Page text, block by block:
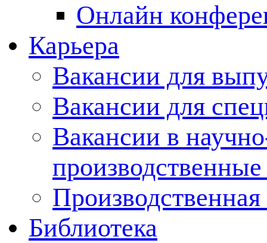
Онлайн
Карьера
Вакансии для
Вакансии для
Вакансии в
Производственная
Библиотека